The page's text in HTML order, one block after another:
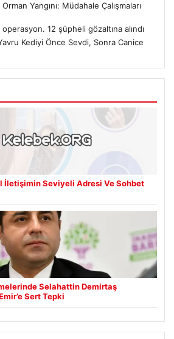
Yangını: Müdahale Çalışmaları
operasyon. 12 şüpheli gözaltına alındı
Kediyi Önce Sevdi, Sonra Canice
İletişimin Seviyeli Adresi Ve Sohbet
Selahattin Demirtaş
Sert Tepki